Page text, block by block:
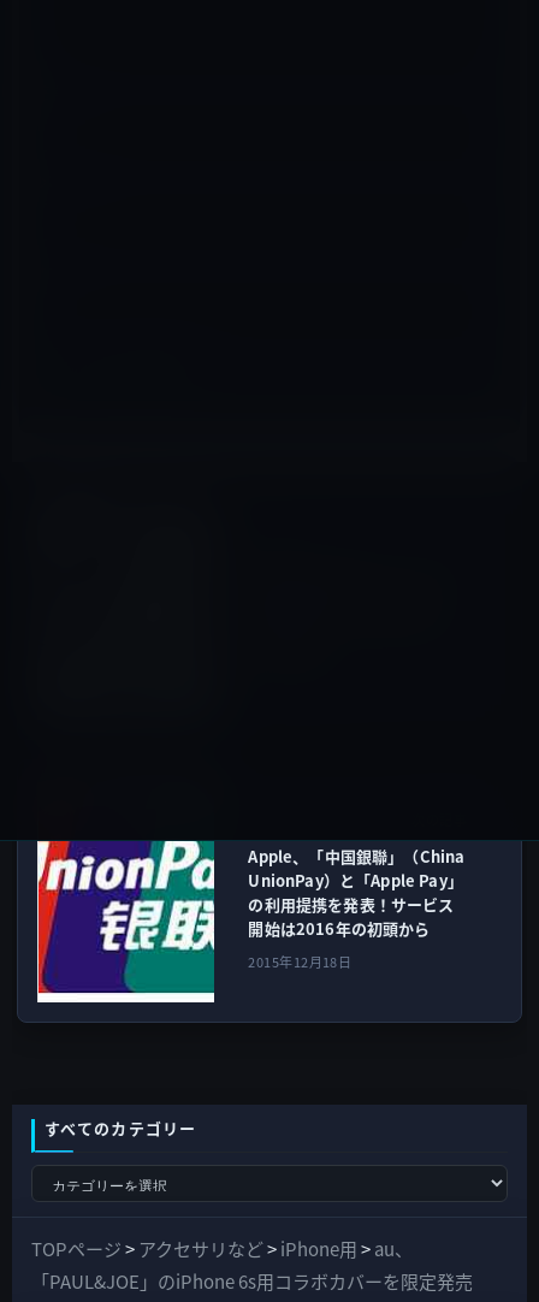
Apple、「中国銀聯」（China
UnionPay）と「Apple Pay」
の利用提携を発表！サービス
開始は2016年の初頭から
2015年12月18日
すべてのカテゴリー
て
の
TOPページ> アクセサリなど>iPhone用>au、
「PAUL&JOE」のiPhone 6s用コラボカバーを限定発売